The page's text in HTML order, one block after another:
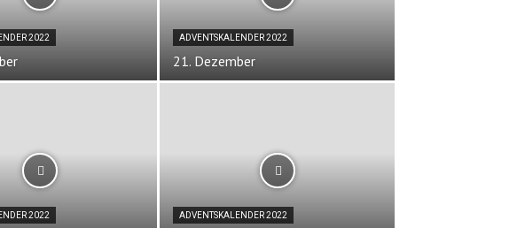
2022 ADVENTSKALENDER 2022
21. Dezember
2022 ADVENTSKALENDER 2022